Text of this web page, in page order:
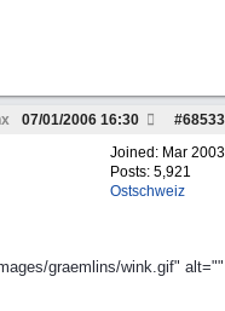
#68533
07/01/2006 16:30
Joined: Mar 2003
Posts: 5,921
Ostschweiz
graemlins/wink.gif" alt=""